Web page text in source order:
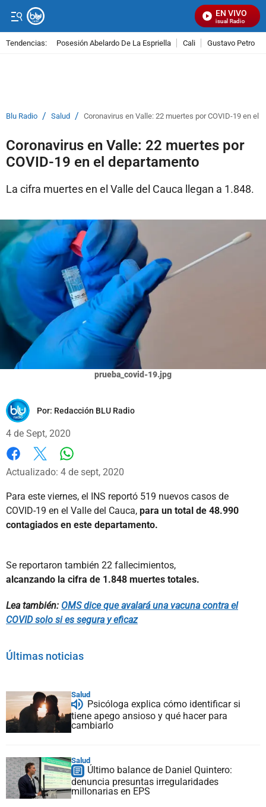
EN VIVO
Señal Visual Radio
Tendencias: Posesión Abelardo De La Espriella Cali Gustavo Petro
Blu Radio / Salud / Coronavirus en Valle: 22 muertes por COVID-19 en el
Coronavirus en Valle: 22 muertes por
COVID-19 en el departamento
La cifra muertes en el Valle del Cauca llegan a 1.848.
prueba_covid-19.jpg
Por: Redacción BLU Radio
4 de Sept, 2020
Facebook
X
Actualizado: 4 de sept, 2020
Para este viernes, el INS reportó 519 nuevos casos de
COVID-19 en el Valle del Cauca, para un total de 48.990
contagiados en este departamento.
Se reportaron también 22 fallecimientos,
alcanzando la cifra de 1.848 muertes totales.
Lea también: OMS dice que avalará una vacuna contra el
COVID solo si es segura y eficaz
Últimas noticias
Salud
Psicóloga explica cómo identificar si
tiene apego ansioso y qué hacer para
cambiarlo
Salud
Último balance de Daniel Quintero:
denuncia presuntas irregularidades
millonarias en EPS